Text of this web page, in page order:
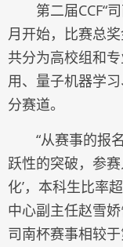
第二届CCF“
月开始，比赛总
共分为高校组和
用、量子机器学
分赛道。
“从赛事的报
跃性的突破，参
化’，本科生比率
中心副主任赵雪
司南杯赛事相较